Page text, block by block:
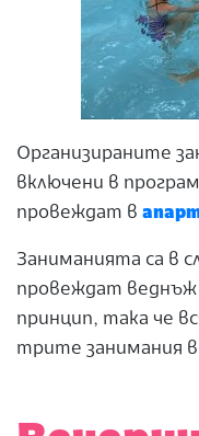
Организираните
включени в
провеждат в
Заниманията са в
провеждат веднъж
принцип, така че
трите занимания